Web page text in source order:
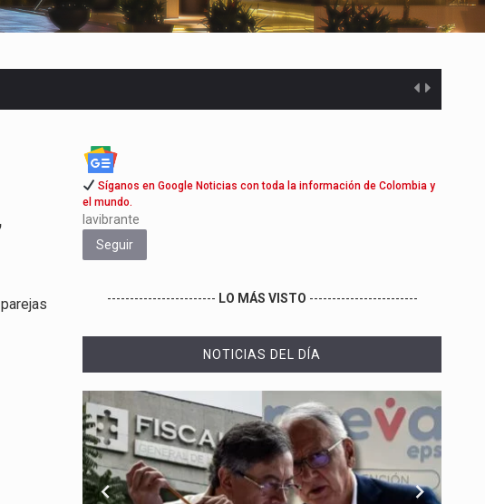
Síganos en Google Noticias con toda la información de Colombia y
el mundo.
lavibrante
Seguir
------------------------ LO MÁS VISTO ------------------------
NOTICIAS DEL DÍA